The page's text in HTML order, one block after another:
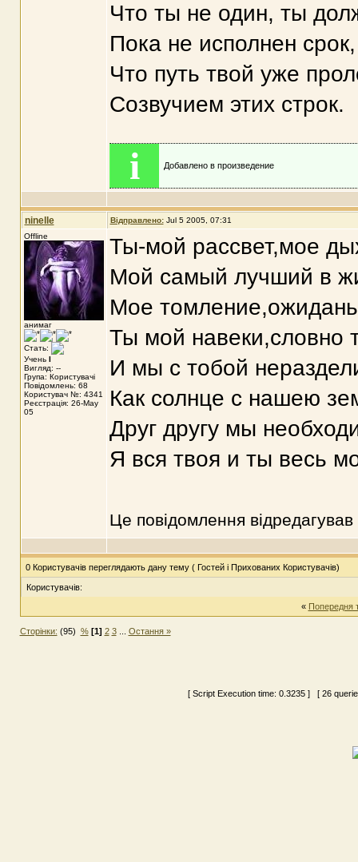
Что ты не один, ты
Пока не исполнен срок,
Что путь твой уже
Созвучием этих строк.
i Добавлено в произведение
ninelle Відправлено: Jul 5 2005, 07:31
Offline
анимаг
Стать:
Учень I
Вигляд: --
Група: Користувачі
Повідомлень: 68
Користувач №: 4341
Реєстрація: 26-May
05
Ты-мой рассвет,мое
Мой самый лучший в
Мое
Ты мой навеки,словно
И мы с тобой
Как солнце с нашею
Друг другу мы
Я вся твоя и ты весь
Це повідомлення відредагував
0 Користувачів переглядають дану тему ( Гостей і Прихованих Користувачів)
Користувачів:
« Попередня
Сторінки: (95) % [1] 2 3... Остання »
[ Script Execution time: 0.3235 ] [ 26